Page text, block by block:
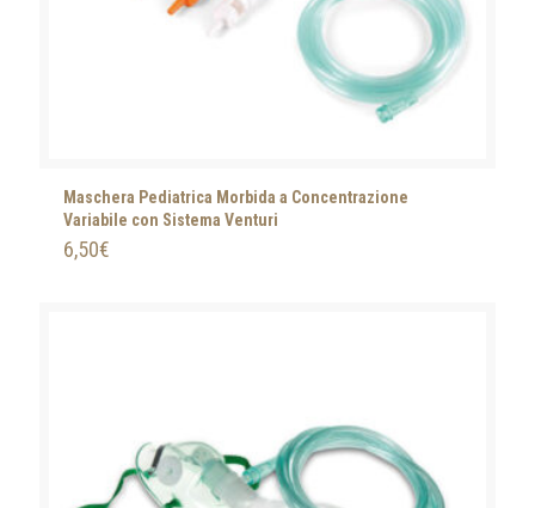
Maschera Pediatrica Morbida a Concentrazione
Variabile con Sistema Venturi
6,50€